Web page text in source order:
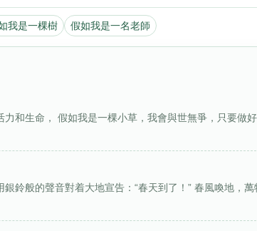
我是一棵樹 假如我是一名老師
和生命， 假如我是一棵小草，我會與世無爭，只要做
鈴般的聲音對着大地宣告：“春天到了！” 春風喚地，萬